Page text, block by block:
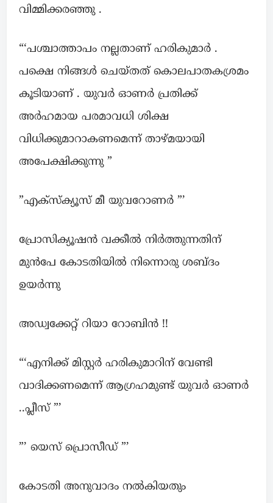
വിമ്മിക്കരഞ്ഞു .
“‘പശ്ചാത്താപം നല്ലതാണ് ഹരികുമാർ .
പക്ഷെ നിങ്ങൾ ചെയ്തത് കൊലപാതകശ്രമം
കൂടിയാണ് . യുവർ ഓണർ പ്രതിക്ക്
അർഹമായ പരമാവധി ശിക്ഷ
വിധിക്കുമാറാകണമെന്ന് താഴ്മയായി
അപേക്ഷിക്കുന്നു ”
”എക്സ്ക്യൂസ് മീ യുവറോണർ ”’
പ്രോസിക്യൂഷൻ വക്കീൽ നിർത്തുന്നതിന്
മുൻപേ കോടതിയിൽ നിന്നൊരു ശബ്ദം
ഉയർന്നു
അഡ്വക്കേറ്റ് റിയാ റോബിൻ !!
“‘എനിക്ക് മിസ്റ്റർ ഹരികുമാറിന് വേണ്ടി
വാദിക്കണമെന്ന് ആഗ്രഹമുണ്ട് യുവർ ഓണർ
..പ്ലീസ് ”’
”’ യെസ് പ്രൊസീഡ് ”’
കോടതി അനുവാദം നൽകിയതും